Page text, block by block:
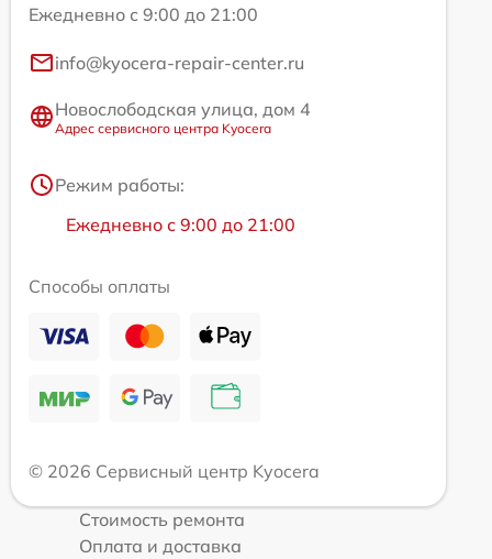
Ежедневно с 9:00 до 21:00
info@kyocera-repair-center.ru
Новослободская улица, дом 4
Адрес сервисного центра Kyocera
Режим работы:
Ежедневно с 9:00 до 21:00
Способы оплаты
© 2026 Сервисный центр Kyocera
Стоимость ремонта
Оплата и доставка